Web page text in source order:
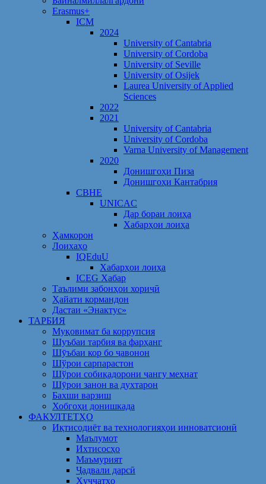
Erasmus+
ICM
2024
University of Cantabria
University of Cordoba
University of Seville
University of Osijek
Laurea University of Applied
Sciences
2022
2021
University of Cantabria
University of Cordoba
Varna University of Management
2020
Донишгоҳи Пиза
Донишгоҳи Кантабрия
CBHE
UNICAC
Дар бораи лоиҳа
Хабарҳои лоиҳа
Ҳамкорон
Лоихаҳо
IQEduU
Хабарҳои лоиҳа
ICEG Хабар
Таълими забонҳои хориҷӣ
Ҳайати кормандон
Дастаи «Энактус»
ТАРБИЯ
Муқовимат ба коррупсия
Шуъбаи тарбия ва фарҳанг
Шӯъбаи кор бо ҷавонон
Шўрои сарпарастон
Шўрои собиқадорони ҷангу меҳнат
Шӯрои занон ва духтарон
Бахши варзиш
Хобгоҳи донишкада
ФАКУЛТЕТҲО
Иқтисодиёт ва технологияҳои инноватсионӣ
Маълумот
Ихтисосҳо
Маъмурият
Ҷадвали дарсӣ
Ҳуҷҷатҳо